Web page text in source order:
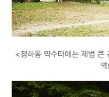
<청하동 약수터에는 제법 큰
역